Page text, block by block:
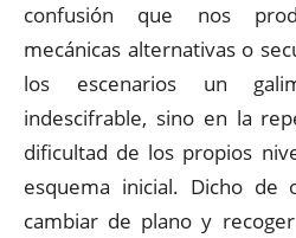
confusión que nos
mecánicas alternativas o
los escenarios un
indescifrable, sino en la
dificultad de los propios
esquema inicial. Dicho de
cambiar de plano y